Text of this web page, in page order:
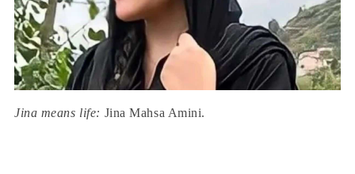
Jina means life: Jina Mahsa Amini.